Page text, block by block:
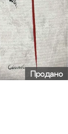
Продано